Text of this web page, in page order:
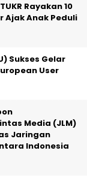
Rayakan 10
Ajak Anak Peduli
Sukses Gelar
User
Media (JLM)
Jaringan
Indonesia